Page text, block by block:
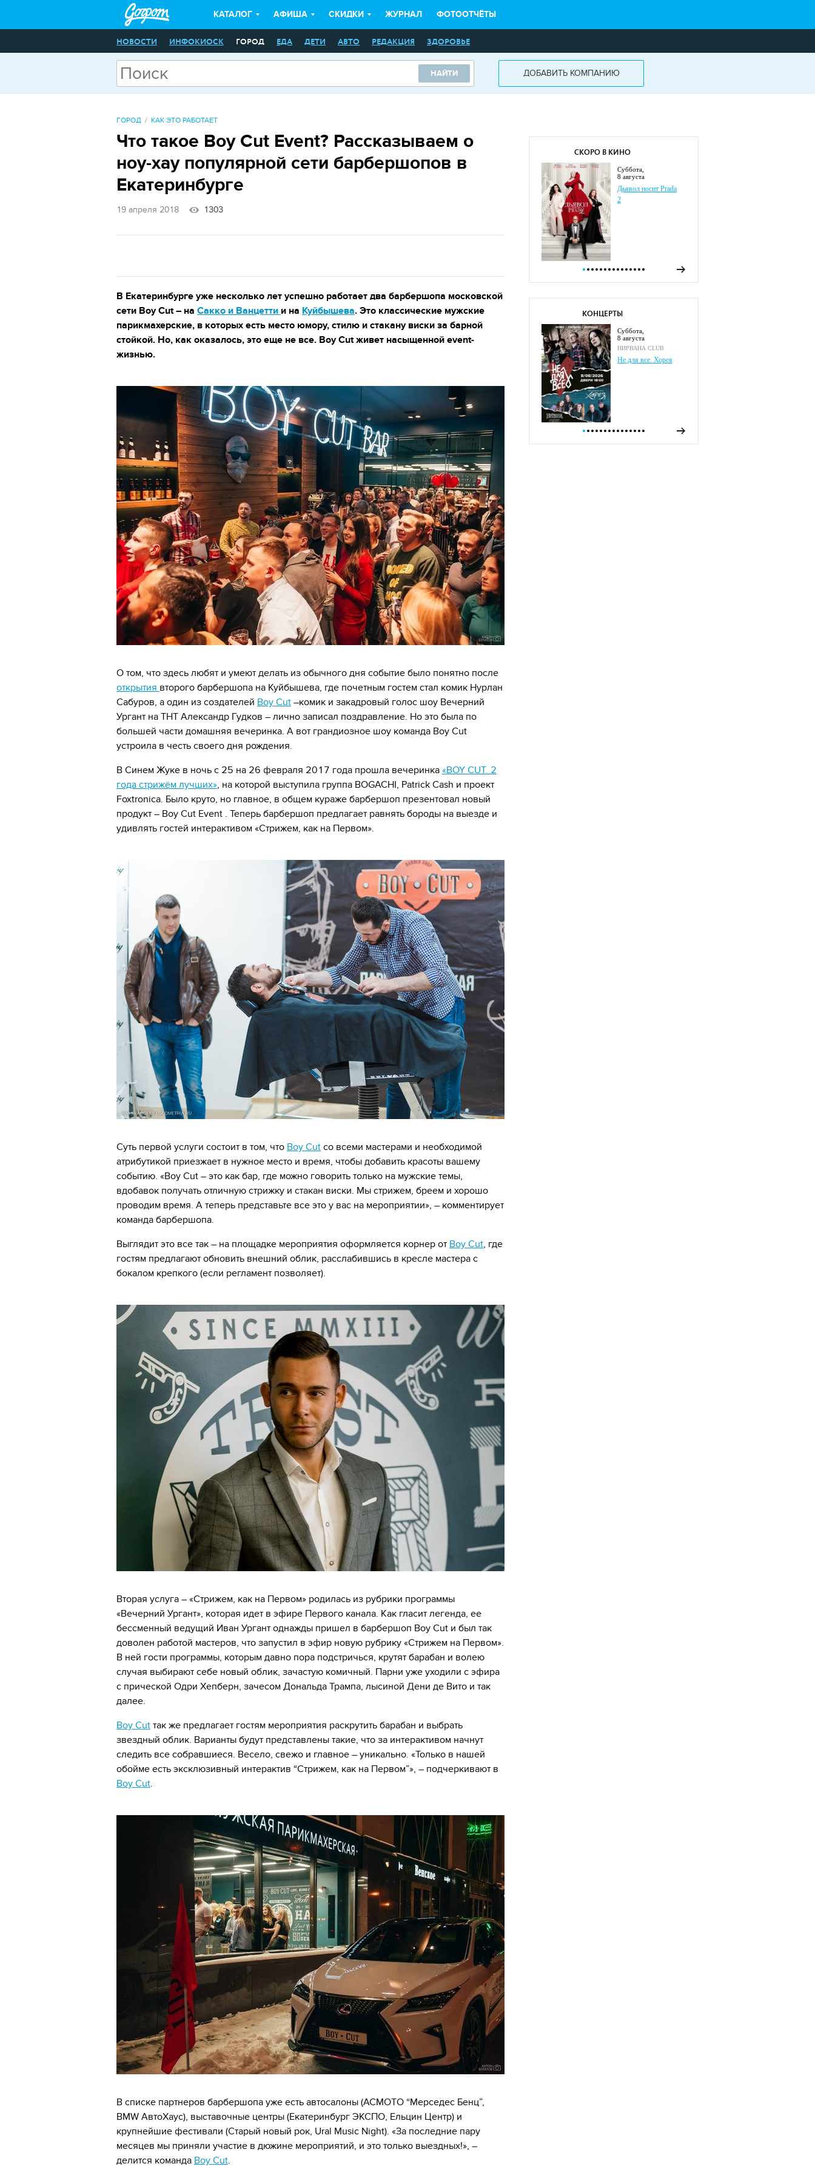
КАТАЛОГ АФИША СКИДКИ ЖУРНАЛ ФОТООТЧЁТЫ
НОВОСТИ ИНФОКИОСК ГОРОД ЕДА ДЕТИ АВТО РЕДАКЦИЯ ЗДОРОВЬЕ
НАЙТИ ДОБАВИТЬ КОМПАНИЮ
ГОРОД КАК ЭТО РАБОТАЕТ
Что такое Boy Cut Event? Рассказываем о
ноу-хау популярной сети барбершопов в
Екатеринбурге
19 апреля 2018 1303
В Екатеринбурге уже несколько лет успешно работает два барбершопа московской
сети Boy Cut – на Сакко и Ванцетти и на Куйбышева. Это классические мужские
парикмахерские, в которых есть место юмору, стилю и стакану виски за барной
стойкой. Но, как оказалось, это еще не все. Boy Cut живет насыщенной event-
жизнью.
О том, что здесь любят и умеют делать из обычного дня событие было понятно после
открытия второго барбершопа на Куйбышева, где почетным гостем стал комик Нурлан
Сабуров, а один из создателей Boy Cut –комик и закадровый голос шоу Вечерний
Ургант на ТНТ Александр Гудков – лично записал поздравление. Но это была по
большей части домашняя вечеринка. А вот грандиозное шоу команда Boy Cut
устроила в честь своего дня рождения.
В Синем Жуке в ночь с 25 на 26 февраля 2017 года прошла вечеринка «BOY CUT. 2
года стрижём лучших», на которой выступила группа BOGACHI, Patrick Cash и проект
Foxtronica. Было круто, но главное, в общем кураже барбершоп презентовал новый
продукт – Boy Cut Event . Теперь барбершоп предлагает равнять бороды на выезде и
удивлять гостей интерактивом «Стрижем, как на Первом».
Суть первой услуги состоит в том, что Boy Cut со всеми мастерами и необходимой
атрибутикой приезжает в нужное место и время, чтобы добавить красоты вашему
событию. «Boy Cut – это как бар, где можно говорить только на мужские темы,
вдобавок получать отличную стрижку и стакан виски. Мы стрижем, бреем и хорошо
проводим время. А теперь представьте все это у вас на мероприятии», – комментирует
команда барбершопа.
Выглядит это все так – на площадке мероприятия оформляется корнер от Boy Cut, где
гостям предлагают обновить внешний облик, расслабившись в кресле мастера с
бокалом крепкого (если регламент позволяет).
Вторая услуга – «Стрижем, как на Первом» родилась из рубрики программы
«Вечерний Ургант», которая идет в эфире Первого канала. Как гласит легенда, ее
бессменный ведущий Иван Ургант однажды пришел в барбершоп Boy Cut и был так
доволен работой мастеров, что запустил в эфир новую рубрику «Стрижем на Первом».
В ней гости программы, которым давно пора подстричься, крутят барабан и волею
случая выбирают себе новый облик, зачастую комичный. Парни уже уходили с эфира
с прической Одри Хепберн, зачесом Дональда Трампа, лысиной Дени де Вито и так
далее.
Boy Cut так же предлагает гостям мероприятия раскрутить барабан и выбрать
звездный облик. Варианты будут представлены такие, что за интерактивом начнут
следить все собравшиеся. Весело, свежо и главное – уникально. «Только в нашей
обойме есть эксклюзивный интерактив “Стрижем, как на Первом”», – подчеркивают в
Boy Cut.
В списке партнеров барбершопа уже есть автосалоны (АСМОТО “Мерседес Бенц”,
BMW АвтоХаус), выставочные центры (Екатеринбург ЭКСПО, Ельцин Центр) и
крупнейшие фестивали (Старый новый рок, Ural Music Night). «За последние пару
месяцев мы приняли участие в дюжине мероприятий, и это только выездных!», –
делится команда Boy Cut.
СКОРО В КИНО
суббота,
8 августа
Дьявол носит Prada
2
КОНЦЕРТЫ
суббота,
8 августа
НИРВАНА CLUB
Не для все. Хорея